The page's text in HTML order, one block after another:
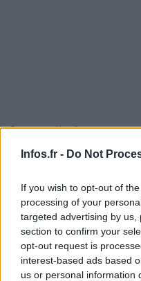
Infos.fr - Do Not
If you wish to opt-out of
processing of your
targeted advertising by
section to confirm your
opt-out request is
interest-based ads based
us or personal information
La page d’information
deux options pour
préférences (en cliquant
puis sur « Grok »).
peuvent être effectuées
sont pas accessibles sur
l’option « Grok » n’est